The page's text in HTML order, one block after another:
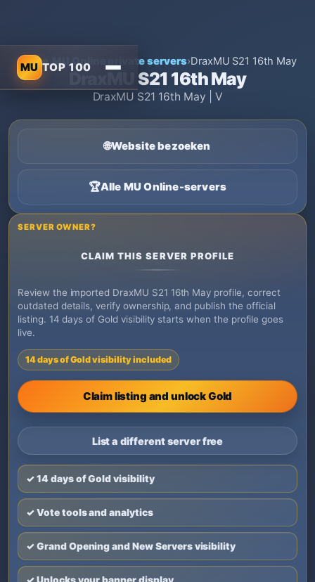
MU TOP 100
Home›MU Online private servers›DraxMU S21 16th May
DraxMU S21 16th May
DraxMU S21 16th May | V
🌐Website bezoeken
🏆Alle MU Online-servers
SERVER OWNER?
CLAIM THIS SERVER PROFILE
Review the imported DraxMU S21 16th May profile, correct
outdated details, verify ownership, and publish the official
listing. 14 days of Gold visibility starts when the profile goes
live.
14 days of Gold visibility included
Claim listing and unlock Gold
List a different server free
✓ 14 days of Gold visibility
✓ Vote tools and analytics
✓ Grand Opening and New Servers visibility